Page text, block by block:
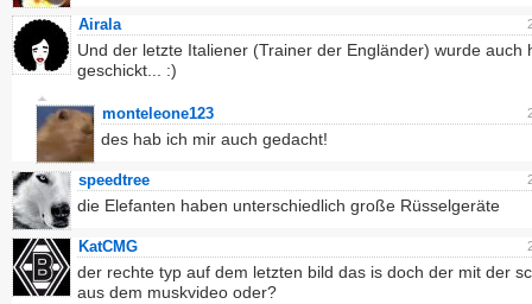
Airala
Und der letzte Italiener (Trainer der Engländer) wurde auch
geschickt... :)
monteleone123
des hab ich mir auch gedacht!
speedtree
die Elefanten haben unterschiedlich große Rüsselgeräte
KatCMG
der rechte typ auf dem letzten bild das is doch der mit der
aus dem muskvideo oder?